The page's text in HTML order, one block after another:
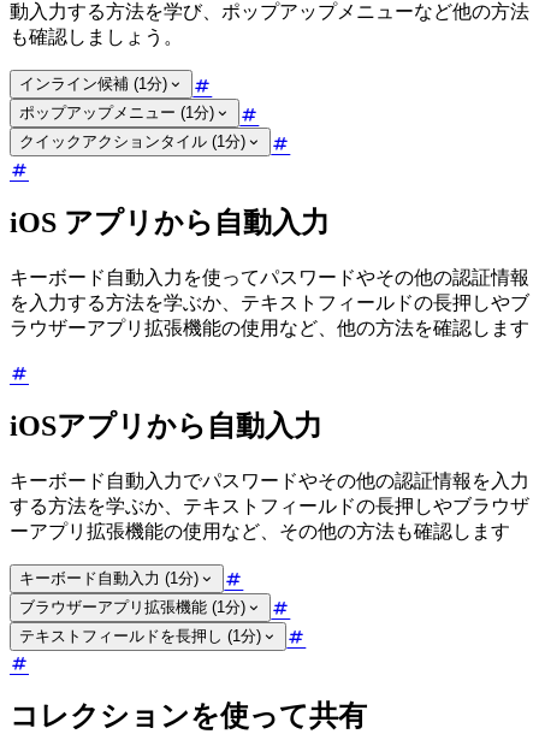
動入力する方法を学び、ポップアップメニューなど他の方法
も確認しましょう。
インライン候補 (1分)
ポップアップメニュー (1分)
クイックアクションタイル (1分)
iOS アプリから自動入力
キーボード自動入力を使ってパスワードやその他の認証情報
を入力する方法を学ぶか、テキストフィールドの長押しやブ
ラウザーアプリ拡張機能の使用など、他の方法を確認します
iOSアプリから自動入力
キーボード自動入力でパスワードやその他の認証情報を入力
する方法を学ぶか、テキストフィールドの長押しやブラウザ
ーアプリ拡張機能の使用など、その他の方法も確認します
キーボード自動入力 (1分)
ブラウザーアプリ拡張機能 (1分)
テキストフィールドを長押し (1分)
コレクションを使って共有